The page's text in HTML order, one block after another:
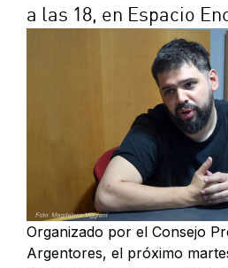
a las 18, en Espacio
Organizado por el Consejo
Argentores, el próximo